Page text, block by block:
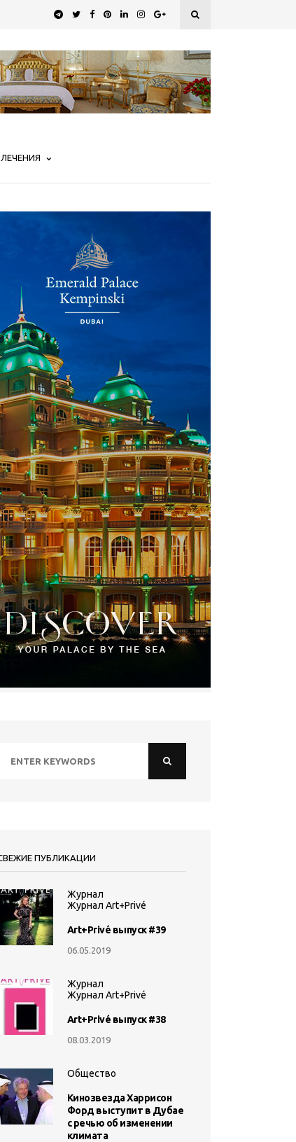
ПУБЛИКАЦИИ
Журнал
Журнал Art+Privé
Art+Privé выпуск #39
06.05.2019
Журнал
Журнал Art+Privé
Art+Privé выпуск #38
08.03.2019
Общество
Кинозвезда Харрисон
Форд выступит в Дубае
с речью об изменении
климата